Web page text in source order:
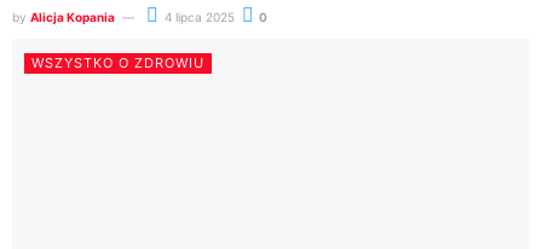
by Alicja Kopania 4 lipca 2025 0
WSZYSTKO O ZDROWIU